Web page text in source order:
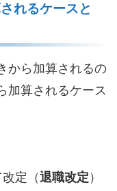
れるケースと
から加算されるの
加算されるケース
定（退職改定）